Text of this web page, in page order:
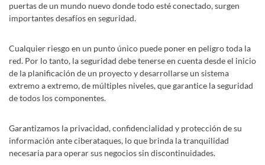
puertas de un mundo nuevo donde todo esté conectado, surgen
importantes desafíos en seguridad.
Cualquier riesgo en un punto único puede poner en peligro toda la
red. Por lo tanto, la seguridad debe tenerse en cuenta desde el inicio
de la planificación de un proyecto y desarrollarse un sistema
extremo a extremo, de múltiples niveles, que garantice la seguridad
de todos los componentes.
Garantizamos la privacidad, confidencialidad y protección de su
información ante ciberataques, lo que brinda la tranquilidad
necesaria para operar sus negocios sin discontinuidades.